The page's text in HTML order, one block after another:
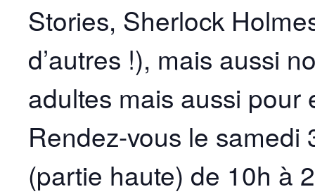
Stories, Sherlock
d’autres !), mais aussi
adultes mais aussi pour
Rendez-vous le samedi
(partie haute) de 10h à